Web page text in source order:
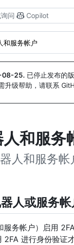
问 Copilot
和服务帐户
08-25. 已停止发布的
升级帮助，请联系
和服务
人和服务帐
人或服务帐
务帐户）启用
进行身份验证